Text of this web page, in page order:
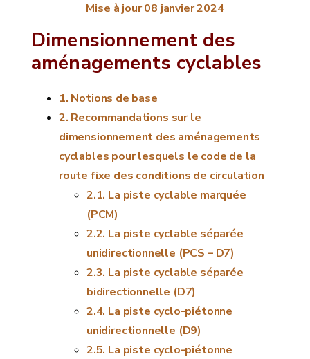
Mise à jour 08 janvier 2024
Dimensionnement des
aménagements cyclables
Notions de base
Recommandations sur le
dimensionnement des aménagements
cyclables pour lesquels le code de la
route fixe des conditions de circulation
La piste cyclable marquée
(PCM)
La piste cyclable séparée
unidirectionnelle (PCS – D7)
La piste cyclable séparée
bidirectionnelle (D7)
La piste cyclo-piétonne
unidirectionnelle (D9)
La piste cyclo-piétonne